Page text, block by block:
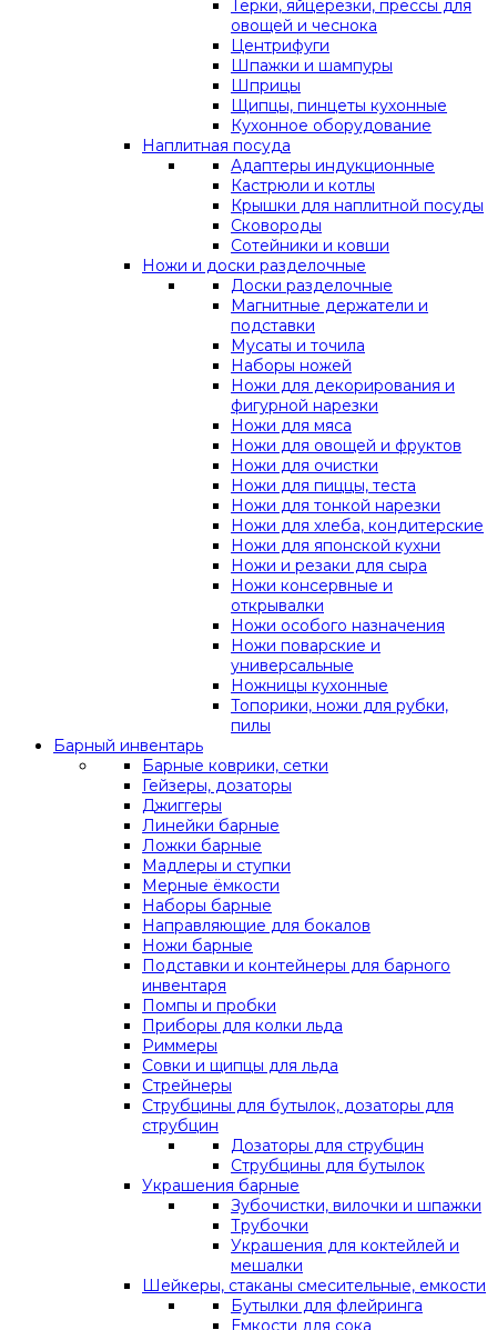
Терки, яйцерезки, прессы для
овощей и чеснока
Центрифуги
Шпажки и шампуры
Шприцы
Щипцы, пинцеты кухонные
Кухонное оборудование
Наплитная посуда
Адаптеры индукционные
Кастрюли и котлы
Крышки для наплитной посуды
Сковороды
Сотейники и ковши
Ножи и доски разделочные
Доски разделочные
Магнитные держатели и
подставки
Мусаты и точила
Наборы ножей
Ножи для декорирования и
фигурной нарезки
Ножи для мяса
Ножи для овощей и фруктов
Ножи для очистки
Ножи для пиццы, теста
Ножи для тонкой нарезки
Ножи для хлеба, кондитерские
Ножи для японской кухни
Ножи и резаки для сыра
Ножи консервные и
открывалки
Ножи особого назначения
Ножи поварские и
универсальные
Ножницы кухонные
Топорики, ножи для рубки,
пилы
Барный инвентарь
Барные коврики, сетки
Гейзеры, дозаторы
Джиггеры
Линейки барные
Ложки барные
Мадлеры и ступки
Мерные ёмкости
Наборы барные
Направляющие для бокалов
Ножи барные
Подставки и контейнеры для барного
инвентаря
Помпы и пробки
Приборы для колки льда
Риммеры
Совки и щипцы для льда
Стрейнеры
Струбцины для бутылок, дозаторы для
струбцин
Дозаторы для струбцин
Струбцины для бутылок
Украшения барные
Зубочистки, вилочки и шпажки
Трубочки
Украшения для коктейлей и
мешалки
Шейкеры, стаканы смесительные, емкости
Бутылки для флейринга
Емкости для сока